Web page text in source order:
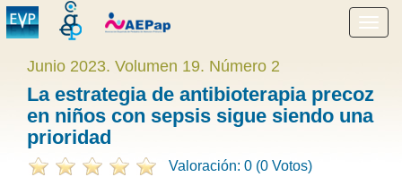
menú
Junio 2023. Volumen 19. Número 2
La estrategia de antibioterapia precoz
en niños con sepsis sigue siendo una
prioridad
Valoración: 0 (0 Votos)